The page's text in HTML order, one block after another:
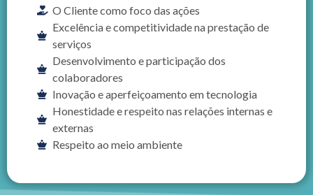
O Cliente como foco das ações
Excelência e competitividade na prestação de
serviços
Desenvolvimento e participação dos
colaboradores
Inovação e aperfeiçoamento em tecnologia
Honestidade e respeito nas relações internas e
externas
Respeito ao meio ambiente